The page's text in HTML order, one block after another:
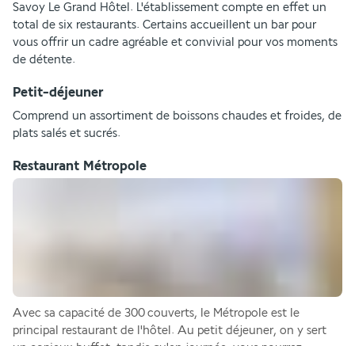
Savoy Le Grand Hôtel. L'établissement compte en effet un
total de six restaurants. Certains accueillent un bar pour
vous offrir un cadre agréable et convivial pour vos moments
de détente.
Petit-déjeuner
Comprend un assortiment de boissons chaudes et froides, de
plats salés et sucrés.
Restaurant Métropole
Avec sa capacité de 300 couverts, le Métropole est le
principal restaurant de l'hôtel. Au petit déjeuner, on y sert